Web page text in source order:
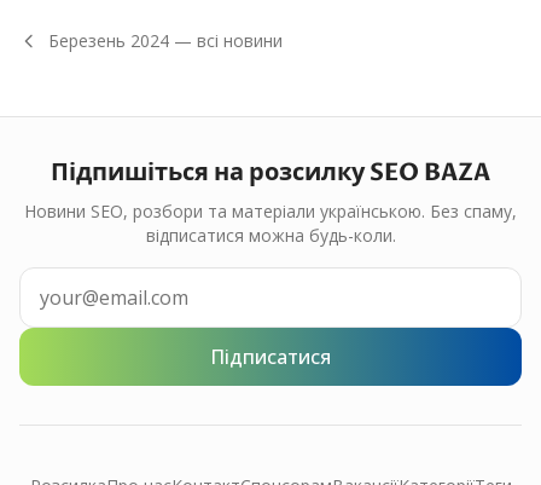
Березень 2024 — всі новини
Підпишіться на розсилку SEO BAZA
Новини SEO, розбори та матеріали українською. Без спаму,
відписатися можна будь-коли.
Підписатися